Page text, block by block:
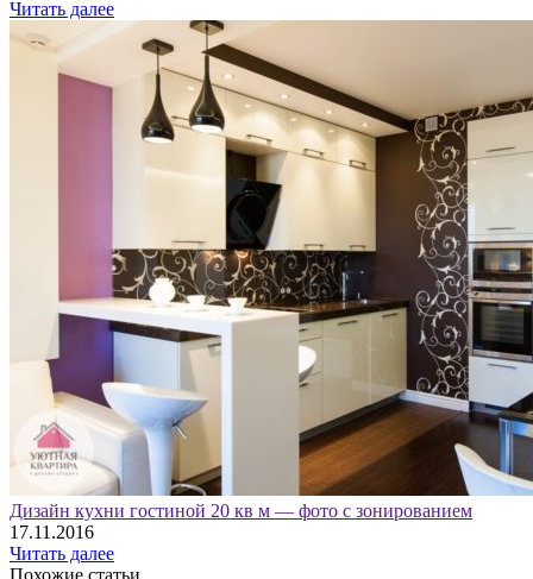
Читать далее
Дизайн кухни гостиной 20 кв м — фото с зонированием
17.11.2016
Читать далее